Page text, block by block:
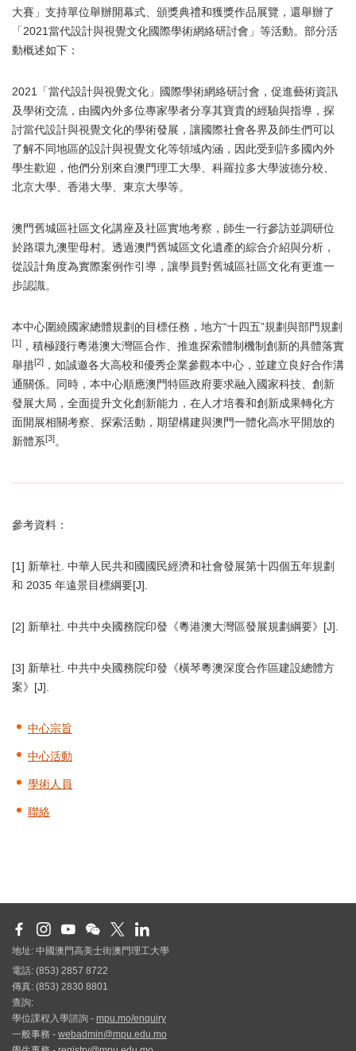
大賽」支持單位舉辦開幕式、頒獎典禮和獲獎作品展覽，還舉辦了
「2021當代設計與視覺文化國際學術網絡研討會」等活動。部分活
動概述如下：
2021「當代設計與視覺文化」國際學術網絡研討會，促進藝術資訊
及學術交流，由國內外多位專家學者分享其寶貴的經驗與指導，探
討當代設計與視覺文化的學術發展，讓國際社會各界及師生們可以
了解不同地區的設計與視覺文化等領域內涵，因此受到許多國內外
學生歡迎，他們分別來自澳門理工大學、科羅拉多大學波德分校、
北京大學、香港大學、東京大學等。
澳門舊城區社區文化講座及社區實地考察，師生一行參訪並調研位
於路環九澳聖母村。透過澳門舊城區文化遺產的綜合介紹與分析，
從設計角度為實際案例作引導，讓學員對舊城區社區文化有更進一
步認識。
本中心圍繞國家總體規劃的目標任務，地方“十四五”規劃與部門規劃
[1] ，積極踐行粵港澳大灣區合作、推進探索體制機制創新的具體落實
舉措[2] ，如誠邀各大高校和優秀企業參觀本中心，並建立良好合作溝
通關係。同時，本中心順應澳門特區政府要求融入國家科技、創新
發展大局，全面提升文化創新能力，在人才培養和創新成果轉化方
面開展相關考察、探索活動，期望構建與澳門一體化高水平開放的
新體系[3]。
參考資料：
[1] 新華社. 中華人民共和國國民經濟和社會發展第十四個五年規劃
和 2035 年遠景目標綱要[J].
[2] 新華社. 中共中央國務院印發《粵港澳大灣區發展規劃綱要》[J].
[3] 新華社. 中共中央國務院印發《橫琴粵澳深度合作區建設總體方
案》[J].
中心宗旨
中心活動
學術人員
聯絡
地址: 中國澳門高美士街澳門理工大學
電話: (853) 2857 8722
傳真: (853) 2830 8801
查詢:
學位課程入學諮詢 - mpu.mo/enquiry
一般事務 - webadmin@mpu.edu.mo